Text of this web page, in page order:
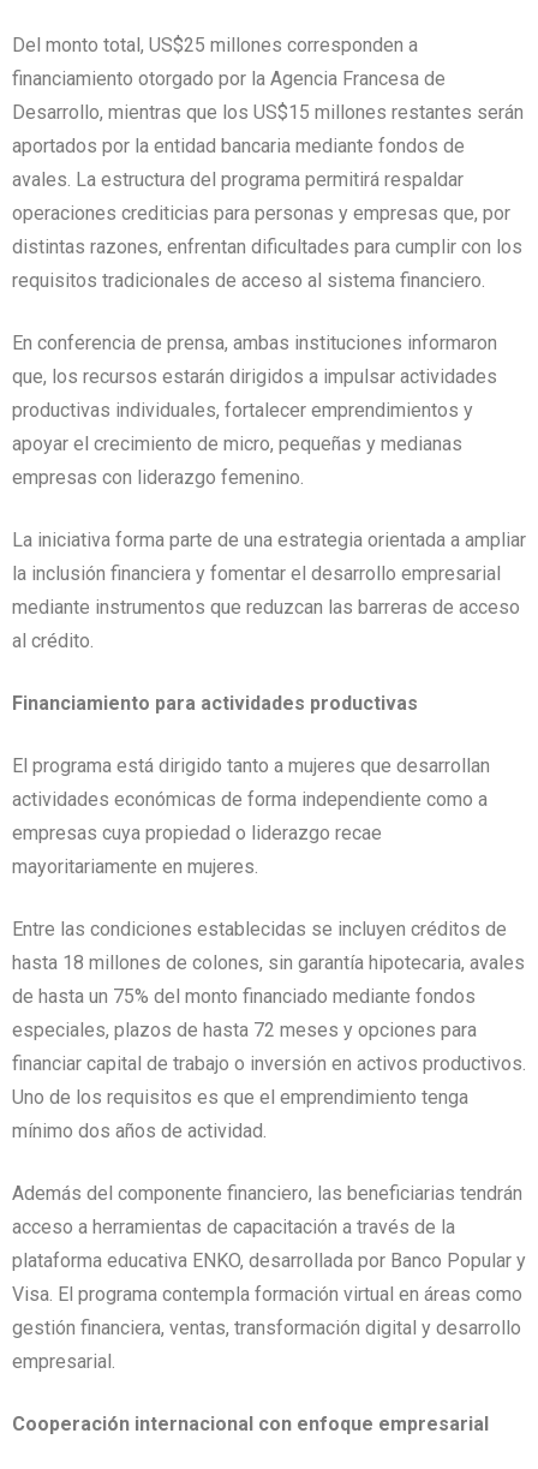
Del monto total, US$25 millones corresponden a
financiamiento otorgado por la Agencia Francesa de
Desarrollo, mientras que los US$15 millones restantes serán
aportados por la entidad bancaria mediante fondos de
avales. La estructura del programa permitirá respaldar
operaciones crediticias para personas y empresas que, por
distintas razones, enfrentan dificultades para cumplir con los
requisitos tradicionales de acceso al sistema financiero.
En conferencia de prensa, ambas instituciones informaron
que, los recursos estarán dirigidos a impulsar actividades
productivas individuales, fortalecer emprendimientos y
apoyar el crecimiento de micro, pequeñas y medianas
empresas con liderazgo femenino.
La iniciativa forma parte de una estrategia orientada a ampliar
la inclusión financiera y fomentar el desarrollo empresarial
mediante instrumentos que reduzcan las barreras de acceso
al crédito.
Financiamiento para actividades productivas
El programa está dirigido tanto a mujeres que desarrollan
actividades económicas de forma independiente como a
empresas cuya propiedad o liderazgo recae
mayoritariamente en mujeres.
Entre las condiciones establecidas se incluyen créditos de
hasta 18 millones de colones, sin garantía hipotecaria, avales
de hasta un 75% del monto financiado mediante fondos
especiales, plazos de hasta 72 meses y opciones para
financiar capital de trabajo o inversión en activos productivos.
Uno de los requisitos es que el emprendimiento tenga
mínimo dos años de actividad.
Además del componente financiero, las beneficiarias tendrán
acceso a herramientas de capacitación a través de la
plataforma educativa ENKO, desarrollada por Banco Popular y
Visa. El programa contempla formación virtual en áreas como
gestión financiera, ventas, transformación digital y desarrollo
empresarial.
Cooperación internacional con enfoque empresarial